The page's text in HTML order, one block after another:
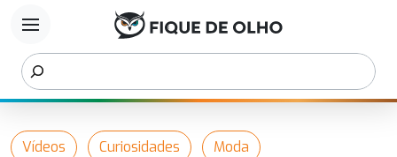
menu
Vídeos Curiosidades Moda